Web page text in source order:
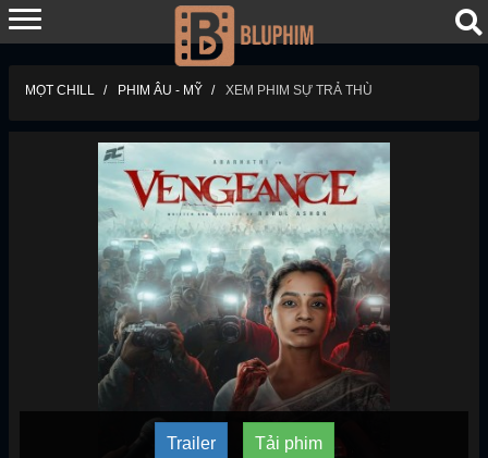
MỌT CHILL PHIM ÂU - MỸ XEM PHIM SỰ TRẢ THÙ
Trailer Tải phim